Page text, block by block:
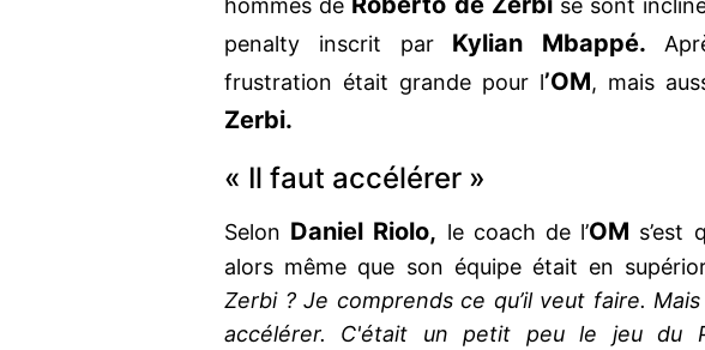
hommes de
se sont
penalty inscrit parKylian Mbappé.
frustration était grande pour l’OM, mais
Zerbi.
« Il faut accélérer »
Selon Daniel Riolo, le coach de l’OM s’est
alors même que son équipe était en
Zerbi ? Je comprends ce qu’il veut faire.
accélérer. C'était un petit peu le jeu du